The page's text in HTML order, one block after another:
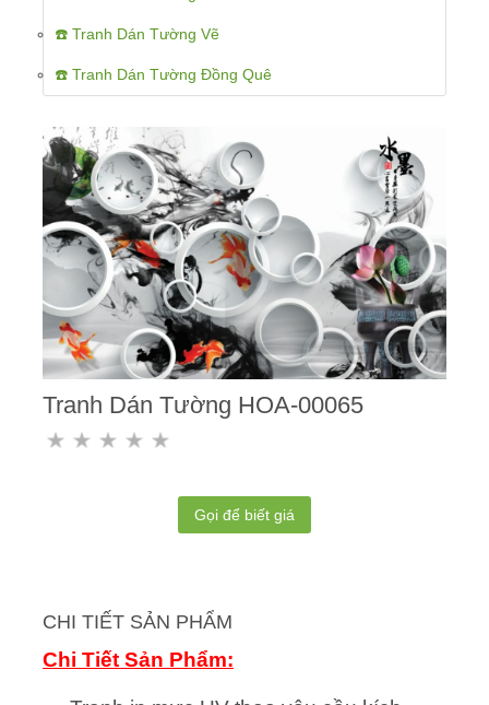
☎️ Tranh Dán Tường Vẽ
☎️ Tranh Dán Tường Đồng Quê
Tranh Dán Tường HOA-00065
Gọi để biết giá
CHI TIẾT SẢN PHẨM
Chi Tiết Sản Phẩm: